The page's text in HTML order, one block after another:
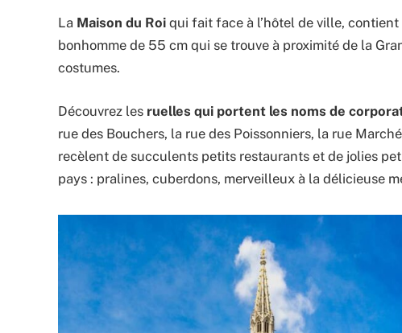
La Maison du Roi qui fait face à l’hôtel de ville,
bonhomme de 55 cm qui se trouve à proximité de la
costumes.
Découvrez les ruelles qui portent les noms de
rue des Bouchers, la rue des Poissonniers, la rue
recèlent de succulents petits restaurants et de jolies
pays : pralines, cuberdons, merveilleux à la délicieuse